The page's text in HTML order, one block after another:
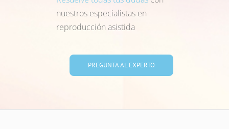
dudaremos en recomendaros a todas aquellas
personas que deseen tener un hijo. Queremos dar las
durante el proceso.
Barcelona
nuestros especialistas en
reproducción asistida
PREGUNTA AL EXPERTO